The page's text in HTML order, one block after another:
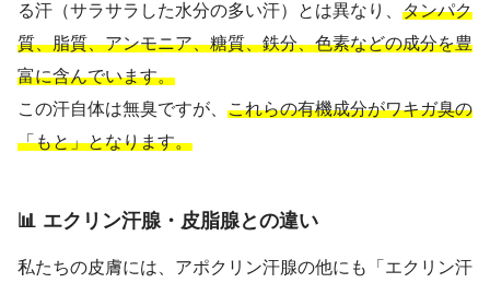
る汗（サラサラした水分の多い汗）とは異なり、 タンパク
質、脂質、アンモニア、糖質、鉄分、色素などの成分を豊
富に含んでいます。
この汗自体は無臭ですが、 これらの有機成分がワキガ臭の
「もと」となります。
📊 エクリン汗腺・皮脂腺との違い
私たちの皮膚には、アポクリン汗腺の他にも「エクリン汗